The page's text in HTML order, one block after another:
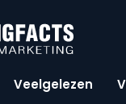
Veelgelezen